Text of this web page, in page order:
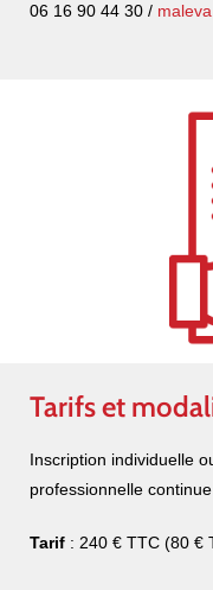
06 16 90 44 30 /
Tarifs et
Inscription individuelle
professionnelle
Tarif : 240 € TTC (80 €